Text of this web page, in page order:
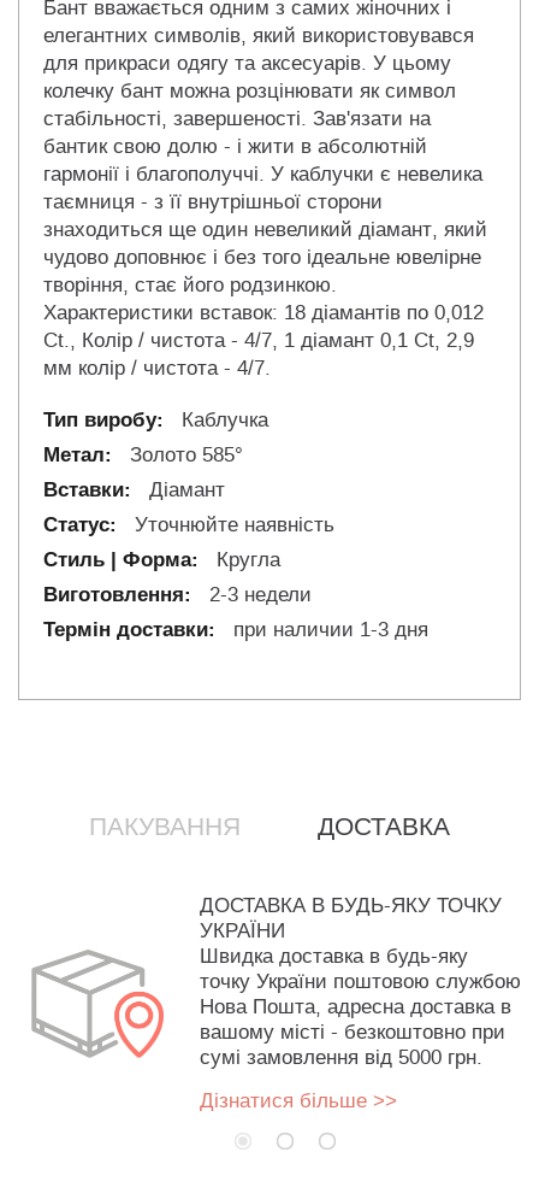
Бант вважається одним з самих жіночних і
елегантних символів, який використовувався
для прикраси одягу та аксесуарів. У цьому
колечку бант можна розцінювати як символ
стабільності, завершеності. Зав'язати на
бантик свою долю - і жити в абсолютній
гармонії і благополуччі. У каблучки є невелика
таємниця - з її внутрішньої сторони
знаходиться ще один невеликий діамант, який
чудово доповнює і без того ідеальне ювелірне
творіння, стає його родзинкою.
Характеристики вставок: 18 діамантів по 0,012
Ct., Колір / чистота - 4/7, 1 діамант 0,1 Ct, 2,9
мм колір / чистота - 4/7.
Каблучка
Золото 585°
Діамант
Уточнюйте наявність
Кругла
2-3 недели
при наличии 1-3 дня
ПАКУВАННЯ ДОСТАВКА
ДОСТАВКА В БУДЬ-ЯКУ ТОЧКУ
УКРАЇНИ
Швидка доставка в будь-яку
точку України поштовою службою
Нова Пошта, адресна доставка в
вашому місті - безкоштовно при
сумі замовлення від 5000 грн.
Дізнатися більше >>